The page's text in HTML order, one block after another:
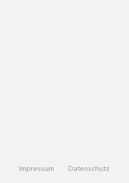
Impressum Datenschutz